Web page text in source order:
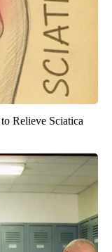
Relieve Sciatica